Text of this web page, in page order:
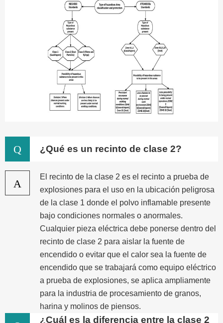
Q ¿Qué es un recinto de clase 2?
A
El recinto de la clase 2 es el recinto a prueba de
explosiones para el uso en la ubicación peligrosa
de la clase 1 donde el polvo inflamable presente
bajo condiciones normales o anormales.
Cualquier pieza eléctrica debe ponerse dentro del
recinto de clase 2 para aislar la fuente de
encendido o evitar que el calor sea la fuente de
encendido que se trabajará como equipo eléctrico
a prueba de explosiones, se aplica ampliamente
para la industria de procesamiento de granos,
harina y molinos de piensos.
¿Cuál es la diferencia entre la clase 2